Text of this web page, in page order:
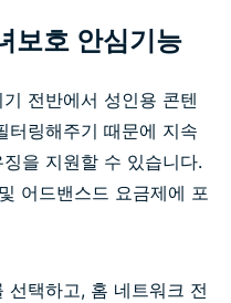
보호 안심기능
전반에서 성인용 콘텐
터링해주기 때문에 지속
을 지원할 수 있습니다.
어드밴스드 요금제에 포
선택하고, 홈 네트워크 전